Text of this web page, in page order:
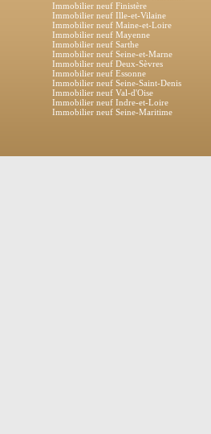
Immobilier neuf Finistère
Immobilier neuf Ille-et-Vilaine
Immobilier neuf Maine-et-Loire
Immobilier neuf Mayenne
Immobilier neuf Sarthe
Immobilier neuf Seine-et-Marne
Immobilier neuf Deux-Sèvres
Immobilier neuf Essonne
Immobilier neuf Seine-Saint-Denis
Immobilier neuf Val-d'Oise
Immobilier neuf Indre-et-Loire
Immobilier neuf Seine-Maritime